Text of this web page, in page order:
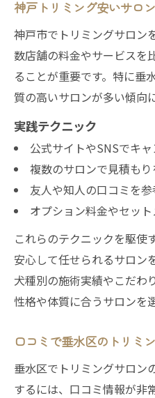
神戸トリミング安いサロ
神戸市でトリミングサロン
数店舗の料金やサービスを
ることが重要です。特に垂
質の高いサロンが多い傾向
実践テクニック
公式サイトやSNSでキ
複数のサロンで見積も
友人や知人の口コミを
オプション料金やセッ
これらのテクニックを駆使
安心して任せられるサロン
犬種別の施術実績やこだわ
性格や体質に合うサロンを
口コミで垂水区のトリミ
垂水区でトリミングサロン
するには、口コミ情報が非